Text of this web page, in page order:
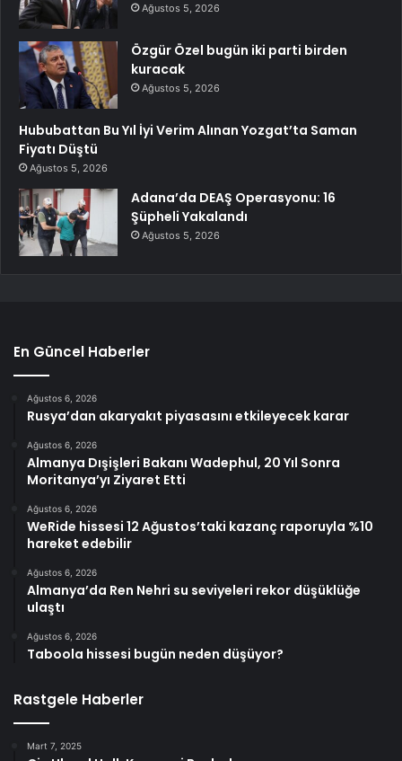
Ağustos 5, 2026
Özgür Özel bugün iki parti birden
kuracak
Ağustos 5, 2026
Hububattan Bu Yıl İyi Verim Alınan Yozgat’ta Saman
Fiyatı Düştü
Ağustos 5, 2026
Adana’da DEAŞ Operasyonu: 16
Şüpheli Yakalandı
Ağustos 5, 2026
En Güncel Haberler
Ağustos 6, 2026
Rusya’dan akaryakıt piyasasını etkileyecek karar
Ağustos 6, 2026
Almanya Dışişleri Bakanı Wadephul, 20 Yıl Sonra
Moritanya’yı Ziyaret Etti
Ağustos 6, 2026
WeRide hissesi 12 Ağustos’taki kazanç raporuyla %10
hareket edebilir
Ağustos 6, 2026
Almanya’da Ren Nehri su seviyeleri rekor düşüklüğe
ulaştı
Ağustos 6, 2026
Taboola hissesi bugün neden düşüyor?
Rastgele Haberler
Mart 7, 2025